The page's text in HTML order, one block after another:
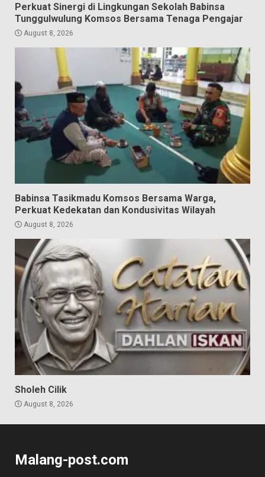
Perkuat Sinergi di Lingkungan Sekolah Babinsa
Tunggulwulung Komsos Bersama Tenaga Pengajar
August 8, 2026
Babinsa Tasikmadu Komsos Bersama Warga,
Perkuat Kedekatan dan Kondusivitas Wilayah
August 8, 2026
Sholeh Cilik
August 8, 2026
Malang-post.com